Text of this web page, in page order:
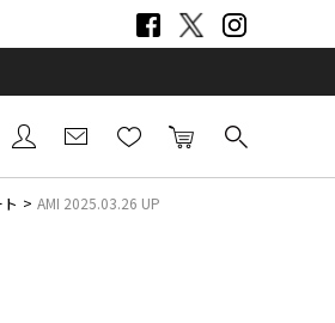
AMI 2025.03.26 UP